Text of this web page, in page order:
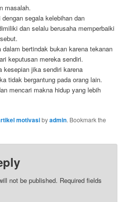
masalah.
segala kelebihan dan
dan selalu berusaha memperbaiki
dalam bertindak bukan karena tekanan
keputusan mereka sendiri.
kesepian jika sendiri karena
tidak bergantung pada orang lain.
mencari makna hidup yang lebih
motivasibyadmin. Bookmark the
not be published. Required fields